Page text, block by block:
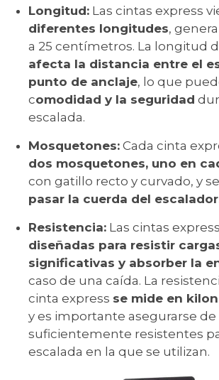
Longitud: Las cintas express
diferentes longitudes,
a 25 centímetros. La longitud
afecta la distancia entre el
punto de anclaje, lo que
comodidad y la seguridad
escalada.
Mosquetones: Cada cinta
dos mosquetones, uno en
con gatillo recto y curvado, y
pasar la cuerda del
Resistencia: Las cintas
diseñadas para resistir
significativas y absorber la
caso de una caída. La
cinta express se mide en
y es importante asegurarse de
suficientemente resistentes
escalada en la que se utilizan.